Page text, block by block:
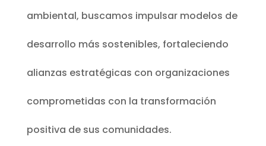
ambiental, buscamos impulsar modelos de
desarrollo más sostenibles, fortaleciendo
alianzas estratégicas con organizaciones
comprometidas con la transformación
positiva de sus comunidades.